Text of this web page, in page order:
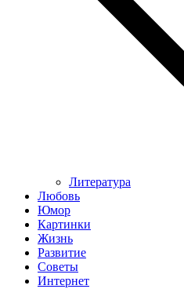
Литература
Любовь
Юмор
Картинки
Жизнь
Развитие
Советы
Интернет